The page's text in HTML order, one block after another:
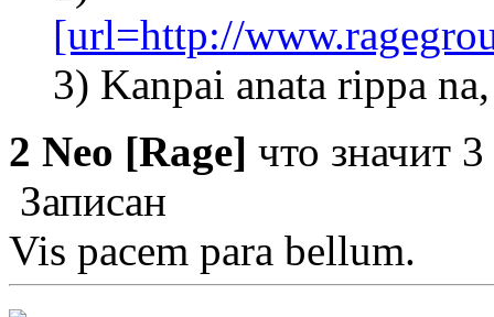
[url=http://
3) Kanpai anata rippa
2 Neo [Rage] что значит
Записан
Vis pacem para bellum.